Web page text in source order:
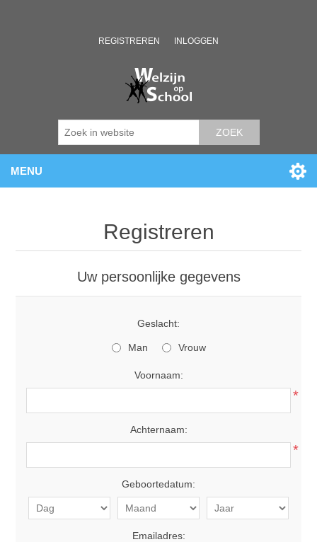
REGISTREREN INLOGGEN
ZOEK
MENU
Registreren
Uw persoonlijke gegevens
Geslacht:
Man Vrouw
Voornaam:
*
Achternaam:
*
Geboortedatum:
Emailadres: